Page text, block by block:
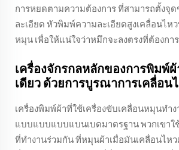
การหยดตามความต้องการ ที่สามารถตั้งจุด
ละเอียด หัวพิมพ์ความละเอียดสูงเคลื่อนไห
หมุน เพื่อให้แน่ใจว่าหมึกจะลงตรงที่ต้องการ
เครื่องจักรกลหลักของการพิมพ์
เดียว ด้วยการบูรณาการเคลื่อ
เครื่องพิมพ์ผ้าที่ใช้เครื่องขับเคลื่อนหมุนทํา
แบบแบบแบบแบนเบดมาตรฐาน พวกเขาใ
ที่ทํางานร่วมกัน ที่หมุนผ้าเมื่อมันเคลื่อนไห